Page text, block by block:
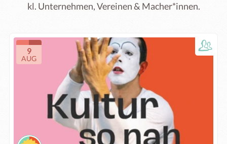
kl. Unternehmen, Vereinen & Macher*innen.
9
AUG